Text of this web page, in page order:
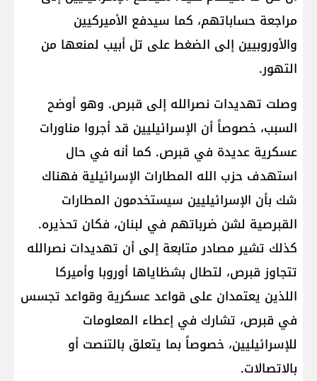
مراجعة حساباتهم، كما سيدفع الأميركيين
والأوروبيين إلى الضغط على تل أبيب لمنعها من
التهور.
وصلت تهديدات نصرالله إلى قبرص. وهو أوضح
السبب، خصوصاً أن الإسرائيليين قد أجروا مناورات
عسكرية عديدة في قبرص. كما أنه في حال
استهدف حزب الله المطارات الإسرائيلية فهناك
شك بأن الإسرائيليين سيستخدمون المطارات
القبرصية لشن ضرباتهم في لبنان، فكان تحذيره.
كذلك تشير مصادر متابعة إلى أن تهديدات نصرالله
تتجاوز قبرص، لتطال بشظاياها أوروبا وأميركا
اللذين يعتمدان على قواعد عسكرية وقواعد تجسس
في قبرص، تشارك في إعطاء المعلومات
للإسرائيليين، خصوصاً بما يتعلق بالتنصت أو
بالاتصالات.